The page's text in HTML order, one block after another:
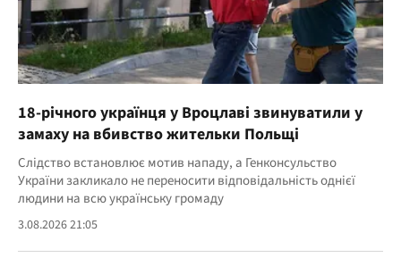
18-річного українця у Вроцлаві звинуватили у
замаху на вбивство жительки Польщі
Слідство встановлює мотив нападу, а Генконсульство
України закликало не переносити відповідальність однієї
людини на всю українську громаду
3.08.2026 21:05